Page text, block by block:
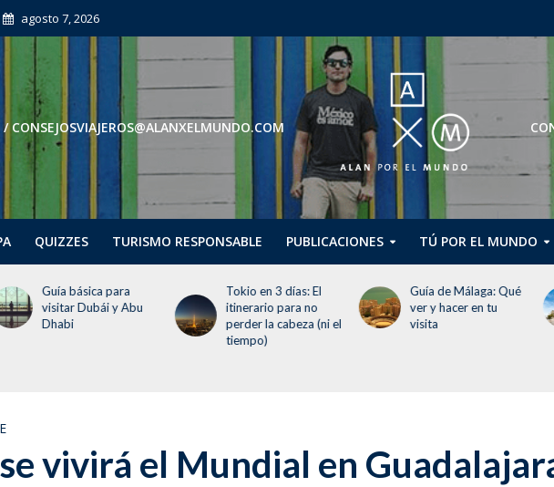
agosto 7, 2026
CONSEJOSVIAJEROS@ALANXELMUNDO.COM
QUIZZES TURISMO RESPONSABLE PUBLICACIONES TÚ POR EL MUNDO
Tokio en 3 días: El
itinerario para no
perder la cabeza (ni el
Guía de Málaga: Qué
ver y hacer en tu
visita
Guggenheim Abu
Dhabi abrirá en
diciembre de 2026
vivirá el Mundial en